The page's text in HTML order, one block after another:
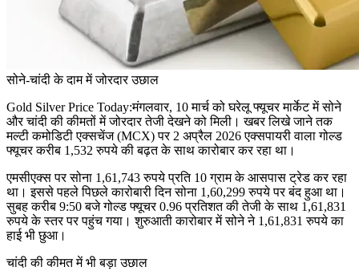
सोने-चांदी के दाम में जोरदार उछाल
Gold Silver Price Today:मंगलवार, 10 मार्च को घरेलू फ्यूचर मार्केट में सोने
और चांदी की कीमतों में जोरदार तेजी देखने को मिली। खबर लिखे जाने तक
मल्टी कमोडिटी एक्सचेंज (MCX) पर 2 अप्रैल 2026 एक्सपायरी वाला गोल्ड
फ्यूचर करीब 1,532 रुपये की बढ़त के साथ कारोबार कर रहा था।
एमसीएक्स पर सोना 1,61,743 रुपये प्रति 10 ग्राम के आसपास ट्रेड कर रहा
था। इससे पहले पिछले कारोबारी दिन सोना 1,60,299 रुपये पर बंद हुआ था।
सुबह करीब 9:50 बजे गोल्ड फ्यूचर 0.96 प्रतिशत की तेजी के साथ 1,61,831
रुपये के स्तर पर पहुंच गया। शुरुआती कारोबार में सोने ने 1,61,831 रुपये का
हाई भी छुआ।
चांदी की कीमत में भी बड़ा उछाल